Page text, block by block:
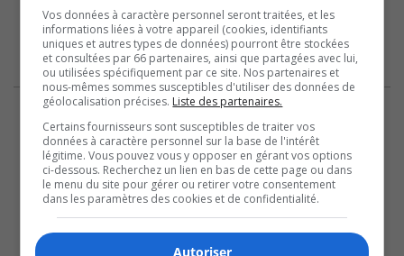
Vos données à caractère personnel seront traitées, et les
informations liées à votre appareil (cookies, identifiants
uniques et autres types de données) pourront être stockées
et consultées par 66 partenaires, ainsi que partagées avec lui,
ou utilisées spécifiquement par ce site. Nos partenaires et
nous-mêmes sommes susceptibles d'utiliser des données de
géolocalisation précises. Liste des partenaires.
Certains fournisseurs sont susceptibles de traiter vos
données à caractère personnel sur la base de l'intérêt
légitime. Vous pouvez vous y opposer en gérant vos options
ci-dessous. Recherchez un lien en bas de cette page ou dans
le menu du site pour gérer ou retirer votre consentement
dans les paramètres des cookies et de confidentialité.
Autoriser